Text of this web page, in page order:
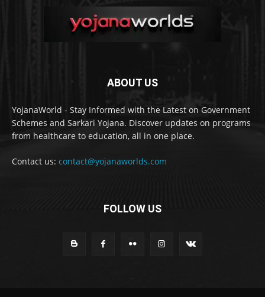
ABOUT US
YojanaWorld - Stay Informed with the Latest on Government
Schemes and Sarkari Yojana. Discover updates on programs
from healthcare to education, all in one place.
Contact us: contact@yojanaworlds.com
FOLLOW US